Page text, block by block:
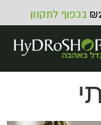
בכפוף לתקנון